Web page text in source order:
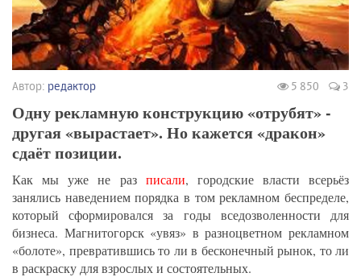
Автор: редактор 5 850 3
Одну рекламную конструкцию «отрубят» -
другая «вырастает». Но кажется «дракон»
сдаёт позиции.
Как мы уже не раз писали, городские власти всерьёз
занялись наведением порядка в том рекламном беспределе,
который сформировался за годы вседозволенности для
бизнеса. Магнитогорск «увяз» в разноцветном рекламном
«болоте», превратившись то ли в бесконечный рынок, то ли
в раскраску для взрослых и состоятельных.